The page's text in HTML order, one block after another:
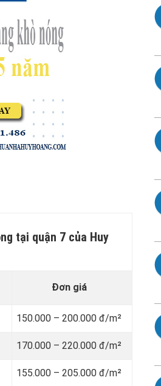
tại quận 7 của Huy
Đơn giá
150.000 – 200.000 đ/m²
170.000 – 220.000 đ/m²
155.000 – 205.000 đ/m²